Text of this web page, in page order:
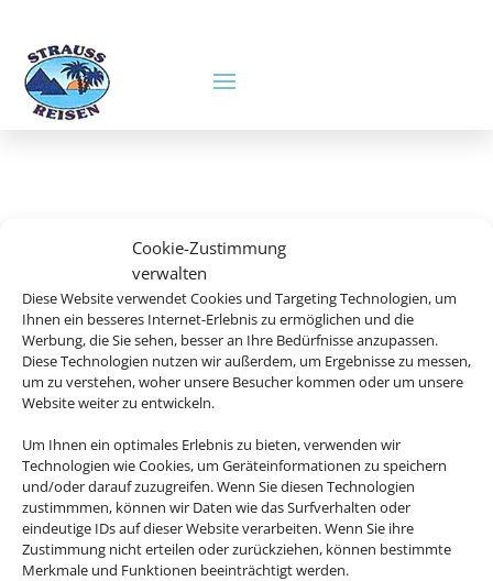
Cookie-Zustimmung
verwalten
Diese Website verwendet Cookies und Targeting Technologien, um
Ihnen ein besseres Internet-Erlebnis zu ermöglichen und die
Werbung, die Sie sehen, besser an Ihre Bedürfnisse anzupassen.
Diese Technologien nutzen wir außerdem, um Ergebnisse zu messen,
um zu verstehen, woher unsere Besucher kommen oder um unsere
Website weiter zu entwickeln.
Um Ihnen ein optimales Erlebnis zu bieten, verwenden wir
Technologien wie Cookies, um Geräteinformationen zu speichern
und/oder darauf zuzugreifen. Wenn Sie diesen Technologien
zustimmmen, können wir Daten wie das Surfverhalten oder
eindeutige IDs auf dieser Website verarbeiten. Wenn Sie ihre
Zustimmung nicht erteilen oder zurückziehen, können bestimmte
Merkmale und Funktionen beeinträchtigt werden.
Hier gelangen Sie zu
Sunny Cars
Sunny Cars